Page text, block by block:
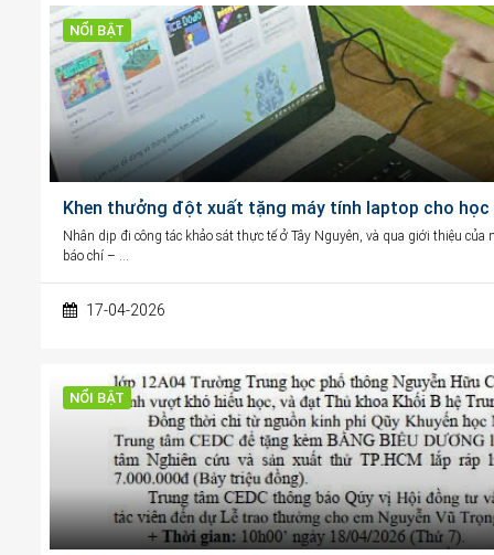
NỔI BẬT
Khen thưởng đột xuất tặng máy tính laptop cho học
Nhân dịp đi công tác khảo sát thực tế ở Tây Nguyên, và qua giới thiệu
báo chí – …
17-04-2026
NỔI BẬT